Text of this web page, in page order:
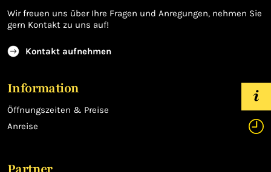
Wir freuen uns über Ihre Fragen und Anregungen, nehmen Sie
gern Kontakt zu uns auf!
Kontakt aufnehmen
Information
Öffnungszeiten & Preise
Anreise